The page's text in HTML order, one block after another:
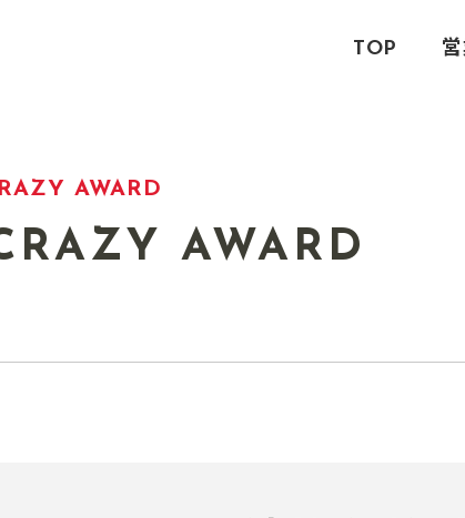
TOP
AWARD
AWARD